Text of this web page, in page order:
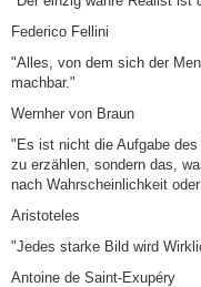
Federico Fellini
"Alles, von dem sich der
machbar."
Wernher von Braun
"Es ist nicht die Aufgabe
zu erzählen, sondern das,
nach Wahrscheinlichkeit
Aristoteles
"Jedes starke Bild wird
Antoine de Saint-Exupéry